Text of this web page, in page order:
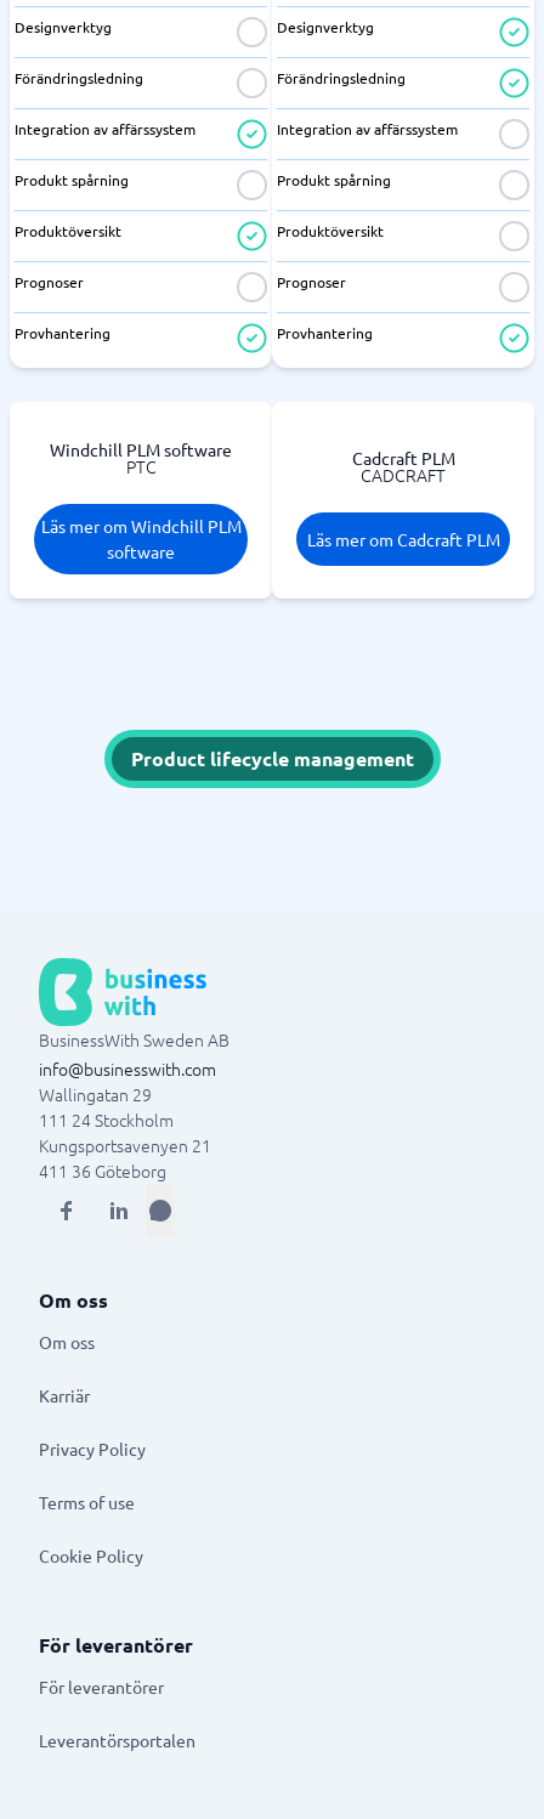
Designverktyg
Förändringsledning
Integration av affärssystem
Produkt spårning
Produktöversikt
Prognoser
Provhantering
Designverktyg
Förändringsledning
Integration av affärssystem
Produkt spårning
Produktöversikt
Prognoser
Provhantering
Windchill PLM software
PTC
Läs mer om Windchill PLM
software
Cadcraft PLM
CADCRAFT
Läs mer om Cadcraft PLM
Product lifecycle management
BusinessWith Sweden AB
info@businesswith.com
Wallingatan 29
111 24Stockholm
Kungsportsavenyen 21
411 36 Göteborg
Om oss
Om oss
Karriär
Privacy Policy
Terms of use
Cookie Policy
För leverantörer
För leverantörer
Leverantörsportalen